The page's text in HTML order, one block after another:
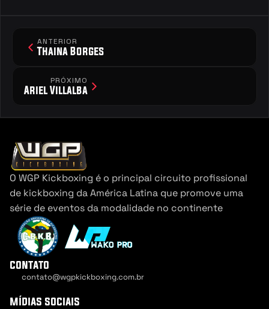
ANTERIOR
Thaina Borges
PRÓXIMO
Ariel Villalba
O WGP Kickboxing é o principal circuito profissional
de kickboxing da América Latina que promove uma
série de eventos da modalidade no continente
contato
contato@wgpkickboxing.com.br
mídias sociais